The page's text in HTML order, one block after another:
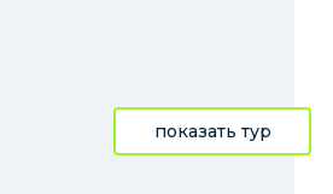
показать тур